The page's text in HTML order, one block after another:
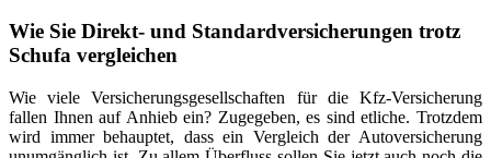
Wie Sie Direkt- und Standardversicherungen trotz
Schufa vergleichen
Wie viele Versicherungsgesellschaften für die Kfz-Versicherung
fallen Ihnen auf Anhieb ein? Zugegeben, es sind etliche. Trotzdem
wird immer behauptet, dass ein Vergleich der Autoversicherung